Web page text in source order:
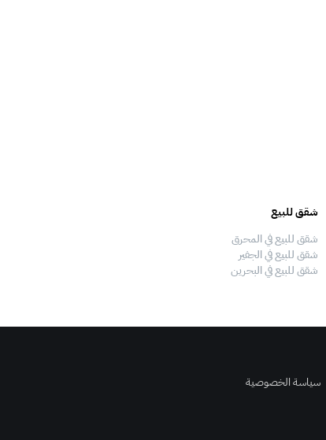
شقق للبيع
شقق للبيع في المحرق
شقق للبيع في الجفير
شقق للبيع في البحرين
سياسة الخصوصية